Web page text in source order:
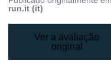
run.it (it)
Ver a avaliação
original